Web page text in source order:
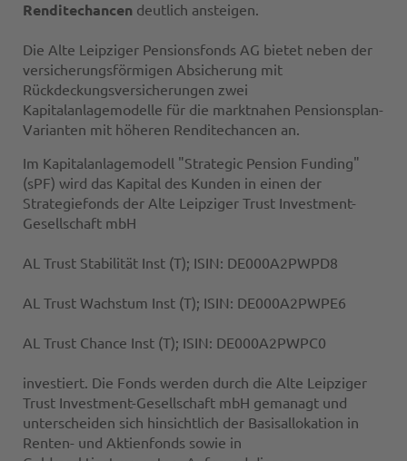
Renditechancen deutlich ansteigen.
Die Alte Leipziger Pensionsfonds AG bietet neben der
versicherungsförmigen Absicherung mit
Rückdeckungsversicherungen zwei
Kapitalanlagemodelle für die marktnahen Pensionsplan-
Varianten mit höheren Renditechancen an.
Im Kapitalanlagemodell "Strategic Pension Funding"
(sPF) wird das Kapital des Kunden in einen der
Strategiefonds der Alte Leipziger Trust Investment-
Gesellschaft mbH
AL Trust Stabilität Inst (T); ISIN: DE000A2PWPD8
AL Trust Wachstum Inst (T); ISIN: DE000A2PWPE6
AL Trust Chance Inst (T); ISIN: DE000A2PWPC0
investiert. Die Fonds werden durch die Alte Leipziger
Trust Investment-Gesellschaft mbH gemanagt und
unterscheiden sich hinsichtlich der Basisallokation in
Renten- und Aktienfonds sowie in